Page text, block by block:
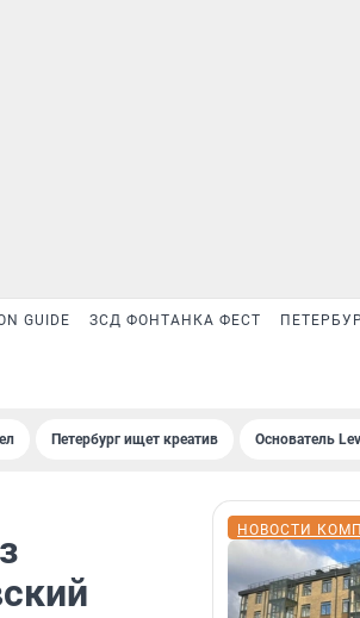
GUIDE ЗСД ФОНТАНКА ФЕСТ
Петербург ищет креатив Основатель
НОВОСТИ